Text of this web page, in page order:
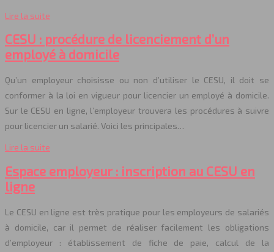
Lire la suite
CESU : procédure de licenciement d’un
employé à domicile
Qu’un employeur choisisse ou non d’utiliser le CESU, il doit se
conformer à la loi en vigueur pour licencier un employé à domicile.
Sur le CESU en ligne, l’employeur trouvera les procédures à suivre
pour licencier un salarié. Voici les principales…
Lire la suite
Espace employeur : inscription au CESU en
ligne
Le CESU en ligne est très pratique pour les employeurs de salariés
à domicile, car il permet de réaliser facilement les obligations
d’employeur : établissement de fiche de paie, calcul de la